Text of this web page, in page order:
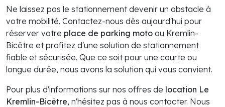
Ne laissez pas le stationnement devenir un obstacle à
votre mobilité. Contactez-nous dès aujourd'hui pour
réserver votre place de parking moto au Kremlin-
Bicêtre et profitez d'une solution de stationnement
fiable et sécurisée. Que ce soit pour une courte ou
longue durée, nous avons la solution qui vous convient.
Pour plus d'informations sur nos offres de location Le
Kremlin-Bicêtre, n'hésitez pas à nous contacter. Nous